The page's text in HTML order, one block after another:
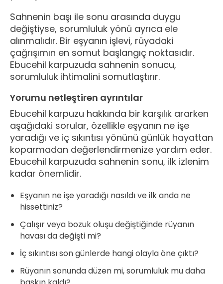
Sahnenin başı ile sonu arasında duygu
değiştiyse, sorumluluk yönü ayrıca ele
alınmalıdır. Bir eşyanın işlevi, rüyadaki
çağrışımın en somut başlangıç noktasıdır.
Ebucehil karpuzuda sahnenin sonucu,
sorumluluk ihtimalini somutlaştırır.
Yorumu netleştiren ayrıntılar
Ebucehil karpuzu hakkında bir karşılık ararken
aşağıdaki sorular, özellikle eşyanın ne işe
yaradığı ve iç sıkıntısı yönünü günlük hayattan
koparmadan değerlendirmenize yardım eder.
Ebucehil karpuzuda sahnenin sonu, ilk izlenim
kadar önemlidir.
Eşyanın ne işe yaradığı nasıldı ve ilk anda ne
hissettiniz?
Çalışır veya bozuk oluşu değiştiğinde rüyanın
havası da değişti mi?
İç sıkıntısı son günlerde hangi olayla öne çıktı?
Rüyanın sonunda düzen mi, sorumluluk mu daha